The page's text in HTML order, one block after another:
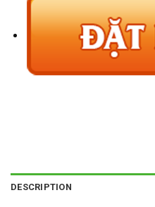
DESCRIPTION